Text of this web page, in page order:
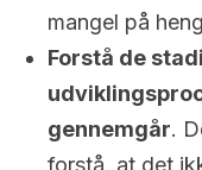
mangel på
Forstå de
gennemgår.
forstå, at det